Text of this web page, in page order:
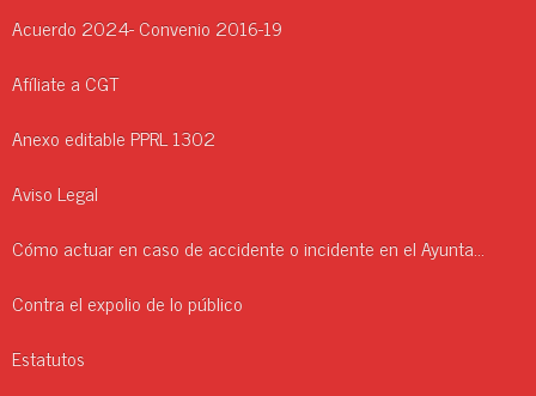
Acuerdo 2024- Convenio 2016-19
Afíliate a CGT
Anexo editable PPRL 1302
Aviso Legal
Cómo actuar en caso de accidente o incidente en el Ayuntamiento.
Contra el expolio de lo público
Estatutos